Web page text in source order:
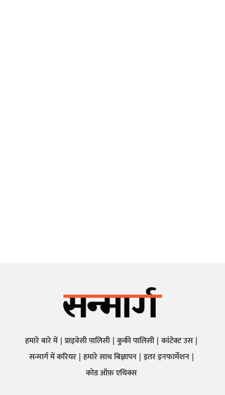
हमारे बारे में प्राइवेसी पालिसी कुकी पालिसी कांटेक्ट उस
सन्मार्ग में करियर हमारे साथ बिज्ञापन इतर इनफार्मेशन
कोड ऑफ़ एथिक्स